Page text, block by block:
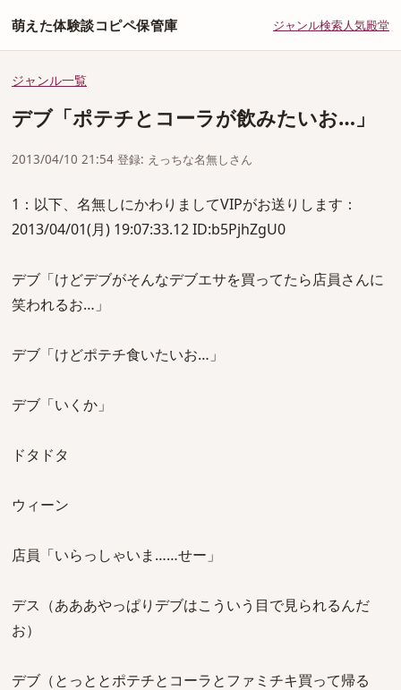
萌えた体験談コピペ保管庫 ジャンル検索人気殿堂
ジャンル一覧
デブ「ポテチとコーラが飲みたいお…」
2013/04/10 21:54 登録: えっちな名無しさん
1：以下、名無しにかわりましてVIPがお送りします：
2013/04/01(月) 19:07:33.12 ID:b5PjhZgU0
デブ「けどデブがそんなデブエサを買ってたら店員さんに
笑われるお…」
デブ「けどポテチ食いたいお…」
デブ「いくか」
ドタドタ
ウィーン
店員「いらっしゃいま……せー」
デス（あああやっぱりデブはこういう目で見られるんだ
お）
デブ（とっととポテチとコーラとファミチキ買って帰る